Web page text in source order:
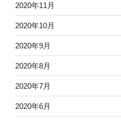
2020年11月
2020年10月
2020年9月
2020年8月
2020年7月
2020年6月